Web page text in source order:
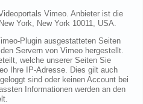
Vimeo. Anbieter ist die
York, New York 10011, USA.
Plugin ausgestatteten Seiten
Servern von Vimeo hergestellt.
welche unserer Seiten Sie
Ihre IP-Adresse. Dies gilt auch
sind oder keinen Account bei
Informationen werden an den